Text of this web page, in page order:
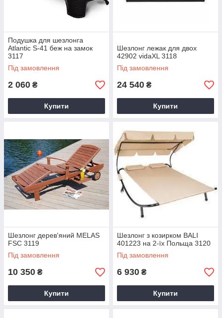
Подушка для шезлонга
Atlantic S-41 беж на замок
3117
Під замовлення
2 060 ₴
Купити
Шезлонг лежак для двох
42902 vidaXL 3118
Під замовлення
24 540 ₴
Купити
Шезлонг дерев'яний MELAS
FSC 3119
Під замовлення
10 350 ₴
Купити
Шезлонг з козирком BALI
401223 на 2-їх Польща 3120
Під замовлення
6 930 ₴
Купити